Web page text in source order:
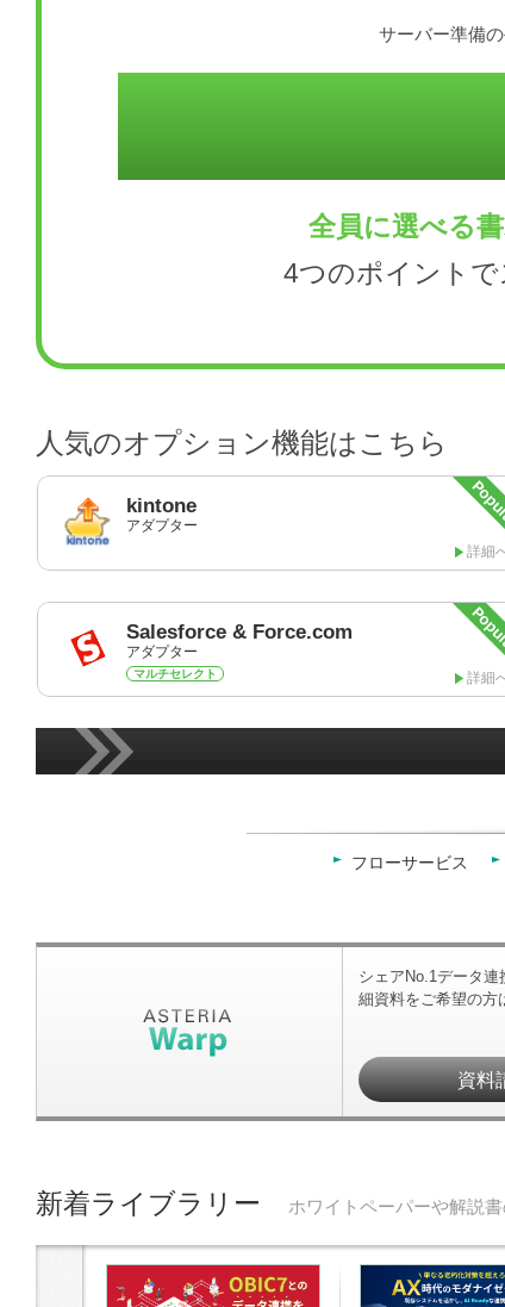
サーバー準備
全員に選べる
4つのポイントで
人気のオプション機能はこちら
kintone
アダプター
詳細
Salesforce & Force.com
アダプター
詳細
マルチセレクト
フローサービス
シェアNo.1データ
細資料をご希望の方
資料
新着ライブラリー ホワイトペーパーや解説